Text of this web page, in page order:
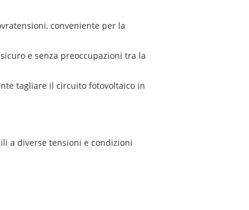
conveniente per la
e senza preoccupazioni tra la
tagliare il circuito fotovoltaico in
a diverse tensioni e condizioni